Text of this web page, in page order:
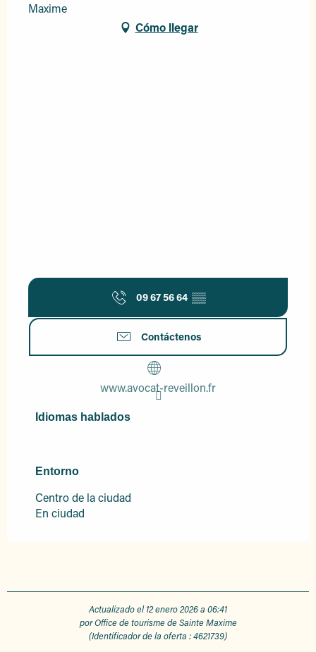
Maxime
Cómo llegar
09 67 56 64 ▒▒
Contáctenos
www.avocat-reveillon.fr
Idiomas hablados
Idiomas hablados
Entorno
Entorno
Centro de la ciudad
En ciudad
Actualizado el 12 enero 2026 a 06:41
por Office de tourisme de Sainte Maxime
(Identificador de la oferta :4621739)